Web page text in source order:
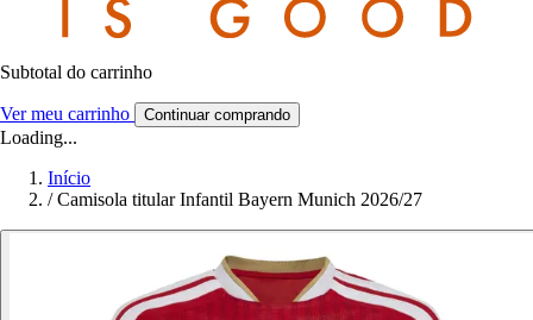
Subtotal do carrinho
Ver meu carrinho Continuar comprando
Loading...
Início
/ Camisola titular Infantil Bayern Munich 2026/27